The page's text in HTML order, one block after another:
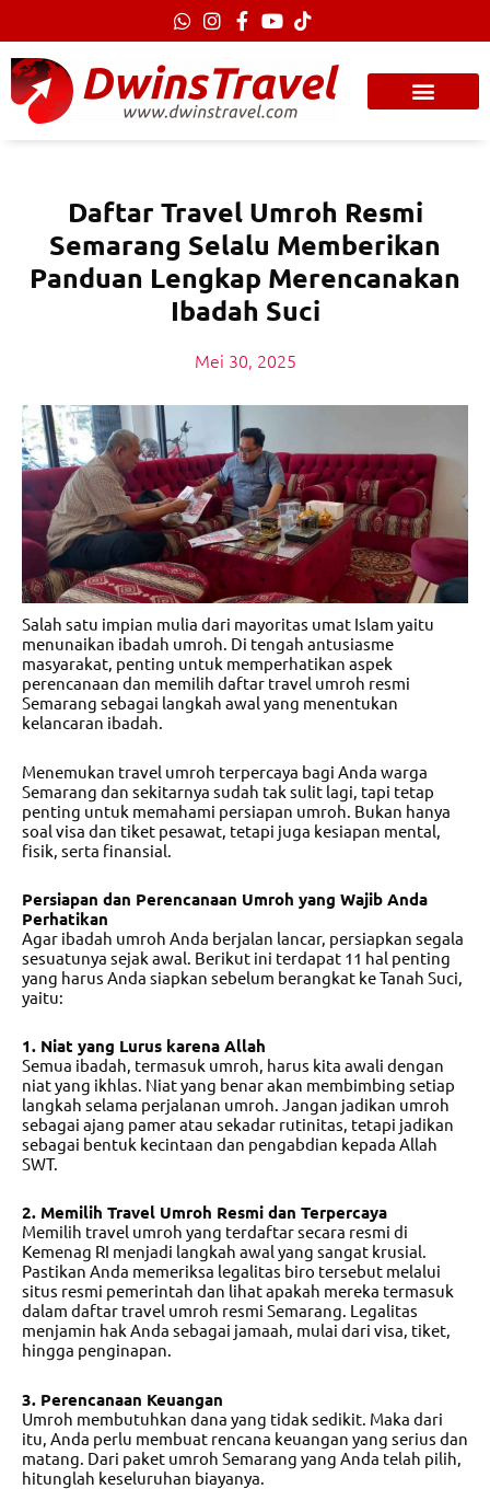
konten
Daftar Travel Umroh Resmi
Semarang Selalu Memberikan
Panduan Lengkap Merencanakan
Ibadah Suci
Mei 30, 2025
Salah satu impian mulia dari mayoritas umat Islam yaitu
menunaikan ibadah umroh. Di tengah antusiasme
masyarakat, penting untuk memperhatikan aspek
perencanaan dan memilih daftar travel umroh resmi
Semarang sebagai langkah awal yang menentukan
kelancaran ibadah.
Menemukan travel umroh terpercaya bagi Anda warga
Semarang dan sekitarnya sudah tak sulit lagi, tapi tetap
penting untuk memahami persiapan umroh. Bukan hanya
soal visa dan tiket pesawat, tetapi juga kesiapan mental,
fisik, serta finansial.
Persiapan dan Perencanaan Umroh yang Wajib Anda
Perhatikan
Agar ibadah umroh Anda berjalan lancar, persiapkan segala
sesuatunya sejak awal. Berikut ini terdapat 11 hal penting
yang harus Anda siapkan sebelum berangkat ke Tanah Suci,
yaitu:
1. Niat yang Lurus karena Allah
Semua ibadah, termasuk umroh, harus kita awali dengan
niat yang ikhlas. Niat yang benar akan membimbing setiap
langkah selama perjalanan umroh. Jangan jadikan umroh
sebagai ajang pamer atau sekadar rutinitas, tetapi jadikan
sebagai bentuk kecintaan dan pengabdian kepada Allah
SWT.
2. Memilih Travel Umroh Resmi dan Terpercaya
Memilih travel umroh yang terdaftar secara resmi di
Kemenag RI menjadi langkah awal yang sangat krusial.
Pastikan Anda memeriksa legalitas biro tersebut melalui
situs resmi pemerintah dan lihat apakah mereka termasuk
dalam daftar travel umroh resmi Semarang. Legalitas
menjamin hak Anda sebagai jamaah, mulai dari visa, tiket,
hingga penginapan.
3. Perencanaan Keuangan
Umroh membutuhkan dana yang tidak sedikit. Maka dari
itu, Anda perlu membuat rencana keuangan yang serius dan
matang. Dari paket umroh Semarang yang Anda telah pilih,
hitunglah keseluruhan biayanya.